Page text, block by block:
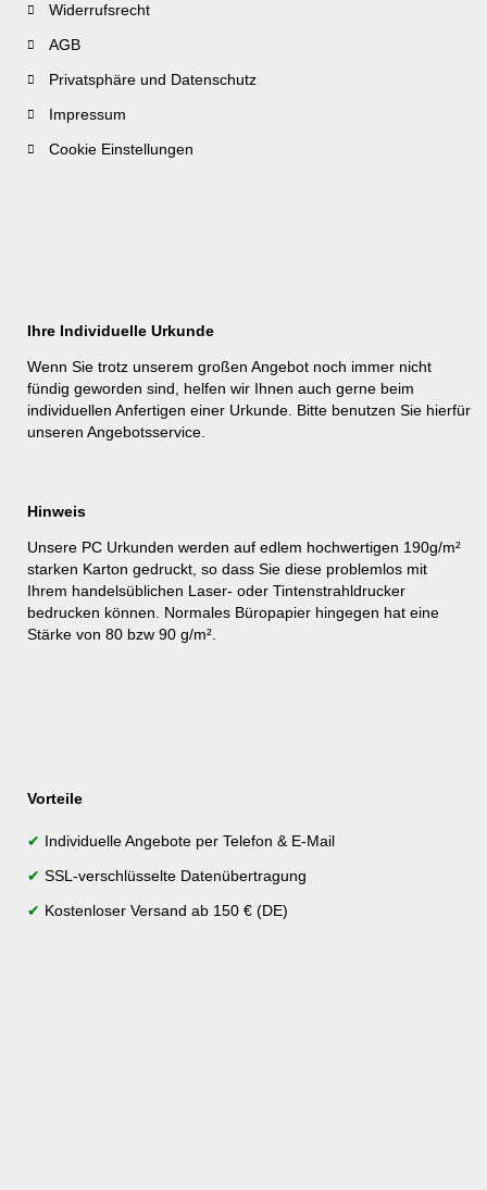
Widerrufsrecht
AGB
Privatsphäre und Datenschutz
Impressum
Cookie Einstellungen
Ihre Individuelle Urkunde
Wenn Sie trotz unserem großen Angebot noch immer nicht
fündig geworden sind, helfen wir Ihnen auch gerne beim
individuellen Anfertigen einer Urkunde. Bitte benutzen Sie hierfür
unseren Angebotsservice
Hinweis
Unsere PC Urkunden werden auf edlem hochwertigen 190g/m²
starken Karton gedruckt, so dass Sie diese problemlos mit
Ihrem handelsüblichen Laser- oder Tintenstrahldrucker
bedrucken können. Normales Büropapier hingegen hat eine
Stärke von 80 bzw 90 g/m².
Vorteile
✔ Individuelle Angebote per Telefon & E-Mail
✔ SSL-verschlüsselte Datenübertragung
✔ Kostenloser Versand ab 150 € (DE)